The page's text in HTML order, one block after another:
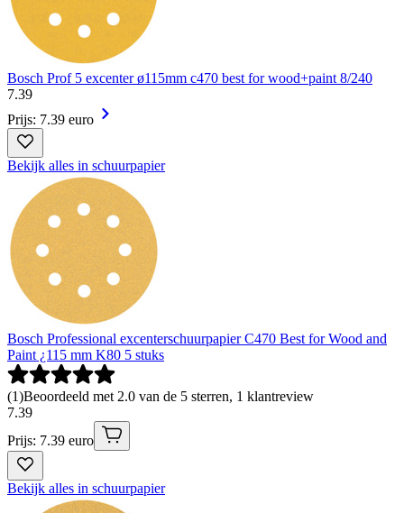
Bosch Prof 5 excenter ø115mm c470 best for wood+paint 8/240
7.39
Prijs: 7.39 euro
Bekijk alles in schuurpapier
Bosch Professional excenterschuurpapier C470 Best for Wood and
Paint ¿115 mm K80 5 stuks
(1)Beoordeeld met 2.0 van de 5 sterren, 1 klantreview
7.39
Prijs: 7.39 euro
Bekijk alles in schuurpapier